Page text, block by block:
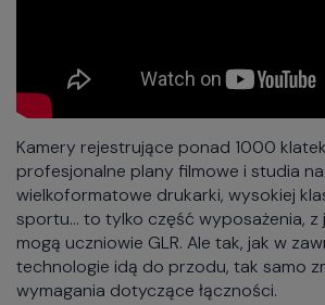
Kamery rejestrujące ponad 1000
profesjonalne plany filmowe i studia
wielkoformatowe drukarki, wysokiej
sportu… to tylko część wyposażenia, z
mogą uczniowie GLR. Ale tak, jak w
technologie idą do przodu, tak samo
wymagania dotyczące łączności.